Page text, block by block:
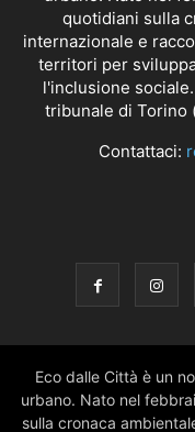
quotidiani sulla
internazionale e
territori per
l'inclusione
tribunale di Torino
Contattaci:
Eco dalle Città è un
urbano. Nato nel
sulla cronaca